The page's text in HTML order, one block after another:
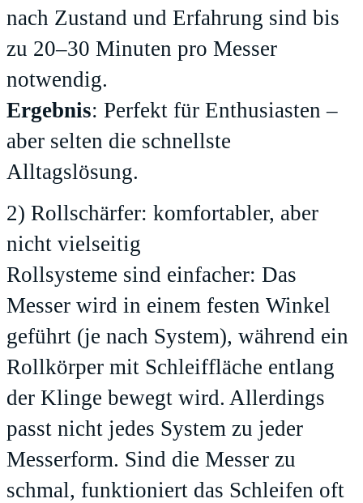
nach Zustand und Erfahrung sind bis
zu 20–30 Minuten pro Messer
notwendig.
Ergebnis: Perfekt für Enthusiasten –
aber selten die schnellste
Alltagslösung.
2) Rollschärfer: komfortabler, aber
nicht vielseitig
Rollsysteme sind einfacher: Das
Messer wird in einem festen Winkel
geführt (je nach System), während ein
Rollkörper mit Schleiffläche entlang
der Klinge bewegt wird. Allerdings
passt nicht jedes System zu jeder
Messerform. Sind die Messer zu
schmal, funktioniert das Schleifen oft